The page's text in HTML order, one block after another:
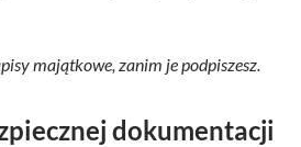
majątkowe, zanim je podpiszesz.
dokumentacji